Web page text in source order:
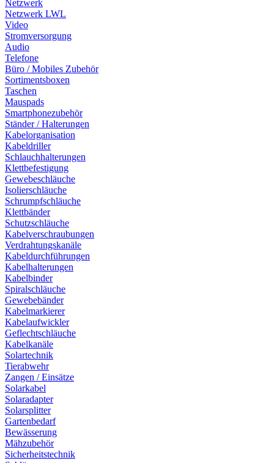
Netzwerk
Netzwerk LWL
Video
Stromversorgung
Audio
Telefone
Büro / Mobiles Zubehör
Sortimentsboxen
Taschen
Mauspads
Smartphonezubehör
Ständer / Halterungen
Kabelorganisation
Kabeldriller
Schlauchhalterungen
Klettbefestigung
Gewebeschläuche
Isolierschläuche
Schrumpfschläuche
Klettbänder
Schutzschläuche
Kabelverschraubungen
Verdrahtungskanäle
Kabeldurchführungen
Kabelhalterungen
Kabelbinder
Spiralschläuche
Gewebebänder
Kabelmarkierer
Kabelaufwickler
Geflechtschläuche
Kabelkanäle
Solartechnik
Tierabwehr
Zangen / Einsätze
Solarkabel
Solaradapter
Solarsplitter
Gartenbedarf
Bewässerung
Mähzubehör
Sicherheitstechnik